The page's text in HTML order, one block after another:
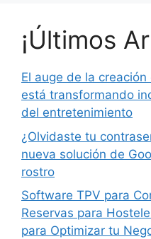
¡Últimos
El auge de la
está transformando
del entretenimiento
¿Olvidaste tu
nueva solución de
rostro
Software TPV para
Reservas para
para Optimizar tu